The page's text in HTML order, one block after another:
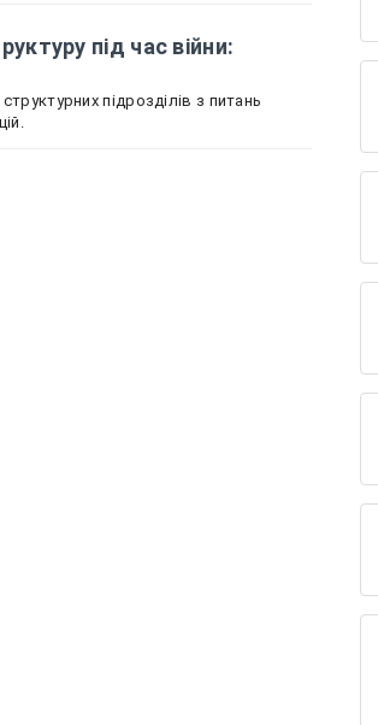
під час війни:
підрозділів з питань